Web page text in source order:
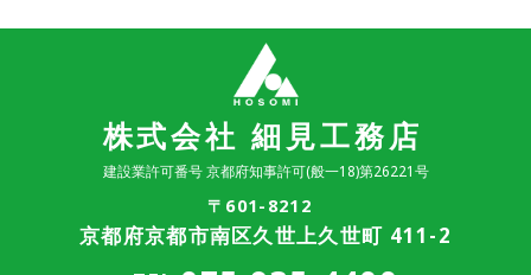
株式会社 細見工務店
建設業許可番号 京都府知事許可(般一18)第26221号
〒601-8212
京都府京都市南区久世上久世町 411-2